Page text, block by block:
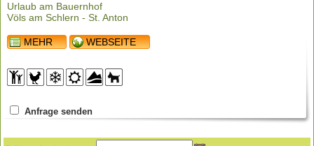
Urlaub am Bauernhof
Völs am Schlern - St. Anton
MEHR WEBSEITE
Anfrage senden